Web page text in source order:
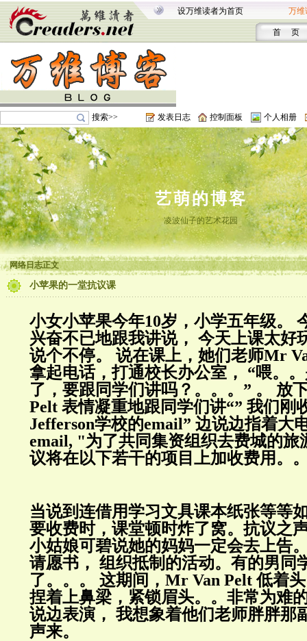
设万维读者为首页 万维
首 页
搜索>> 发表日志 控制面板 个人相册
艺萌的博客
凌波仙子的艺术花园
网络日志正文
小苹果的一堂抗议课
小女小苹果今年10岁，小学五年级。
兴奋不已地跟我讲说， 今天上课太好
说个不停。 说在课上，她们老师Mr
拿起电话，打通校长办公室， “喂。
了，要跟同学们讲吗？。。。” 。 放
Pelt 表情凝重地跟同学们讲“” 我们刚
Jefferson学校的email” 边说边指着大
email, "为了共同集资组织去费城的旅
议将在以下若干的项目上加收费用。
当说到连借用学习文具课本纸张等等
要收费时，课堂顿时炸了窝。抗议之
小姑娘可碧说她的妈妈一定会去上告
请愿书， 组织抵制的活动。有的男同
了。。。 这期间，Mr Van Pelt 低着
捏着上鼻梁，紧锁眉头。。非常为难
说边表演， 我想象着他们老师胖胖那
声来。